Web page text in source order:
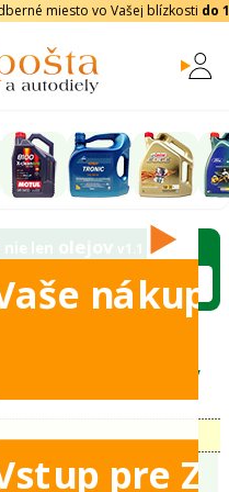
miesto vo Vašej blízkosti do
- olejový filter -
nákupy
pre